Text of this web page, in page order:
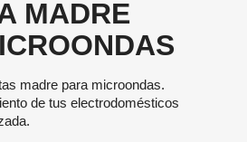
MADRE
madre para microondas.
de tus electrodomésticos